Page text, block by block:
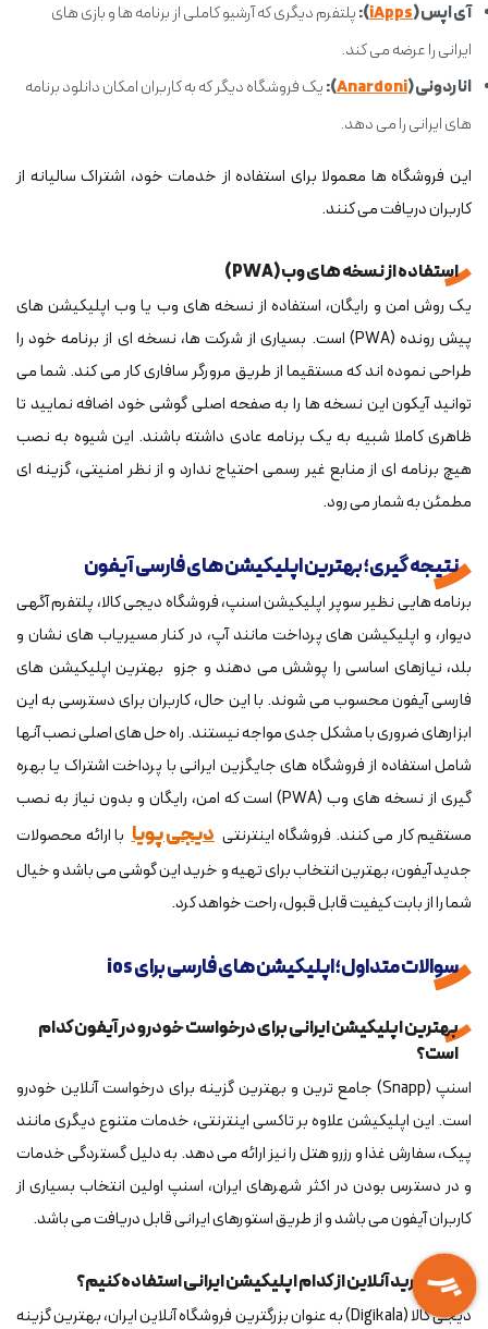
آی اپس (iApps
):پلتفرم دیگری که آرشیو کاملی از برنامه ها و بازی های
ایرانی را عرضه می کند.
اناردونی (Anardoni
):یک فروشگاه دیگر که به کاربران امکان دانلود برنامه
های ایرانی را می دهد.
این فروشگاه ها معمولا برای استفاده از خدمات خود، اشتراک سالیانه از
کاربران دریافت می کنند.
استفاده از نسخه های وب (PWA)
یک روش امن و رایگان، استفاده از نسخه های وب یا وب اپلیکیشن های
پیش رونده (PWA) است. بسیاری از شرکت ها، نسخه ای از برنامه خود را
طراحی نموده اند که مستقیما از طریق مرورگر سافاری کار می کند. شما می
توانید آیکون این نسخه ها را به صفحه اصلی گوشی خود اضافه نمایید تا
ظاهری کاملا شبیه به یک برنامه عادی داشته باشند. این شیوه به نصب
هیچ برنامه ای از منابع غیر رسمی احتیاج ندارد و از نظر امنیتی، گزینه ای
مطمئن به شمار می رود.
نتیجه گیری؛ بهترین اپلیکیشن های فارسی آیفون
برنامه هایی نظیر سوپر اپلیکیشن اسنپ، فروشگاه دیجی کالا، پلتفرم آگهی
دیوار، و اپلیکیشن های پرداخت مانند آپ، در کنار مسیریاب های نشان و
بلد، نیازهای اساسی را پوشش می دهند و جزو بهترین اپلیکیشن های
فارسی آیفون محسوب می شوند. با این حال، کاربران برای دسترسی به این
ابزارهای ضروری با مشکل جدی مواجه نیستند. راه حل های اصلی نصب آنها
شامل استفاده از فروشگاه های جایگزین ایرانی با پرداخت اشتراک یا بهره
گیری از نسخه های وب (PWA) است که امن، رایگان و بدون نیاز به نصب
مستقیم کار می کنند. فروشگاه اینترنتی دیجی پویا با ارائه محصولات
جدید آیفون، بهترین انتخاب برای تهیه و خرید این گوشی می باشد و خیال
شما را از بابت کیفیت قابل قبول، راحت خواهد کرد.
سوالات متداول؛ اپلیکیشن های فارسی برای ios
بهترین اپلیکیشن ایرانی برای درخواست خودرو در آیفون کدام
است؟
اسنپ (Snapp) جامع ترین و بهترین گزینه برای درخواست آنلاین خودرو
است. این اپلیکیشن علاوه بر تاکسی اینترنتی، خدمات متنوع دیگری مانند
پیک، سفارش غذا و رزرو هتل را نیز ارائه می دهد. به دلیل گستردگی خدمات
و در دسترس بودن در اکثر شهرهای ایران، اسنپ اولین انتخاب بسیاری از
کاربران آیفون می باشد و از طریق استورهای ایرانی قابل دریافت می باشد.
برای خرید آنلاین از کدام اپلیکیشن ایرانی استفاده کنیم؟
دیجی کالا (Digikala) به عنوان بزرگترین فروشگاه آنلاین ایران، بهترین گزینه